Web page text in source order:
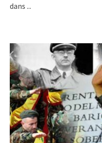
dans ...